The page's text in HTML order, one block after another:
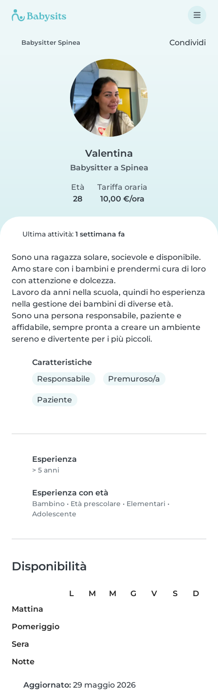
Babysitter Spinea Condividi
Valentina
Babysitter a Spinea
Età
28
Tariffa oraria
10,00 €/ora
Ultima attività: 1 settimana fa
Sono una ragazza solare, socievole e disponibile.
Amo stare con i bambini e prendermi cura di loro
con attenzione e dolcezza.
Lavoro da anni nella scuola, quindi ho esperienza
nella gestione dei bambini di diverse età.
Sono una persona responsabile, paziente e
affidabile, sempre pronta a creare un ambiente
sereno e divertente per i più piccoli.
Caratteristiche
Responsabile
Premuroso/a
Paziente
Esperienza
> 5 anni
Esperienza con età
Bambino • Età prescolare • Elementari •
Adolescente
Disponibilità
L M M G V S
D
Mattina
Pomeriggio
Sera
Notte
Aggiornato: 29 maggio 2026